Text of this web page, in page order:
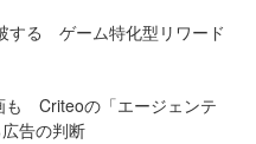
する ゲーム特化型リワード
も Criteoの「エージェンテ
告の判断